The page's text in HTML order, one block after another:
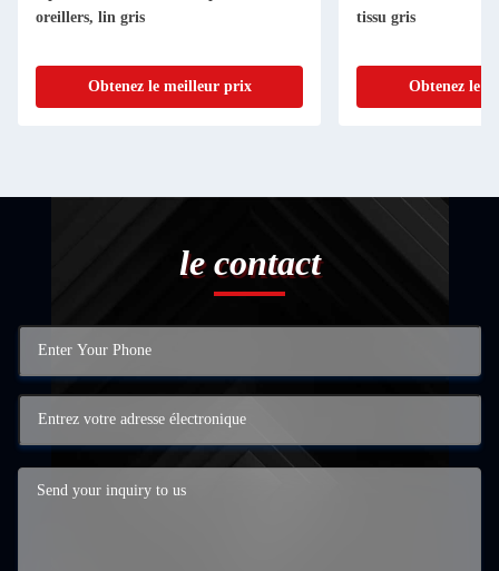
oreillers, lin gris
Obtenez le meilleur prix
tissu gris
Obtenez le
le contact